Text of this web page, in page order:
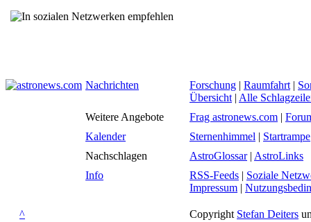
Nachrichten Forschung | Raumfahrt |
Übersicht | Alle
Weitere Angebote
Frag astronews.com |
Kalender
Sternenhimmel | Startrampe
Nachschlagen
AstroGlossar| AstroLinks
Info
RSS-Feeds | Soziale
Impressum |
^ Copyright Stefan Deiters